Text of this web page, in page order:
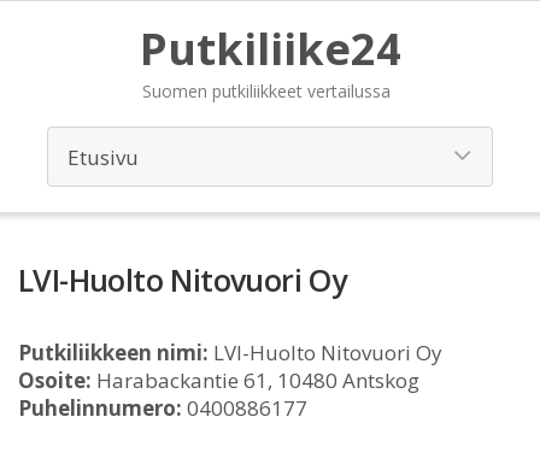
Putkiliike24
Suomen putkiliikkeet vertailussa
LVI-Huolto Nitovuori Oy
Putkiliikkeen nimi: LVI-Huolto Nitovuori Oy
Osoite: Harabackantie 61, 10480 Antskog
Puhelinnumero: 0400886177